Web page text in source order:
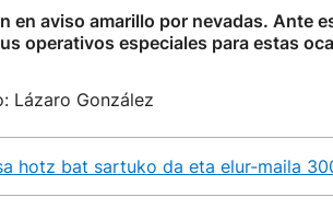
en aviso amarillo por nevadas.
operativos especiales para estas
Lázaro González
hotz bat sartuko da eta elur-maila